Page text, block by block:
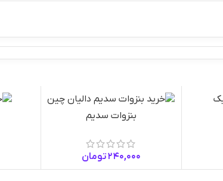
بنزوات سدیم
240,000تومان